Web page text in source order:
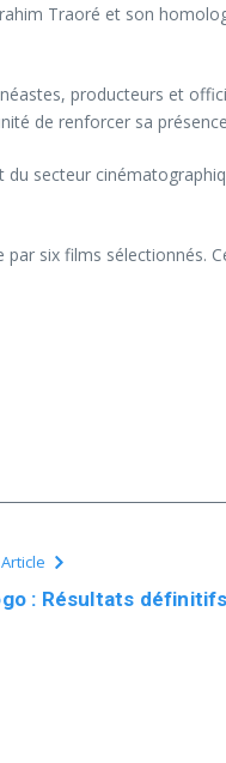
Traoré et son
producteurs et
de renforcer sa
secteur
six films
: Résultats